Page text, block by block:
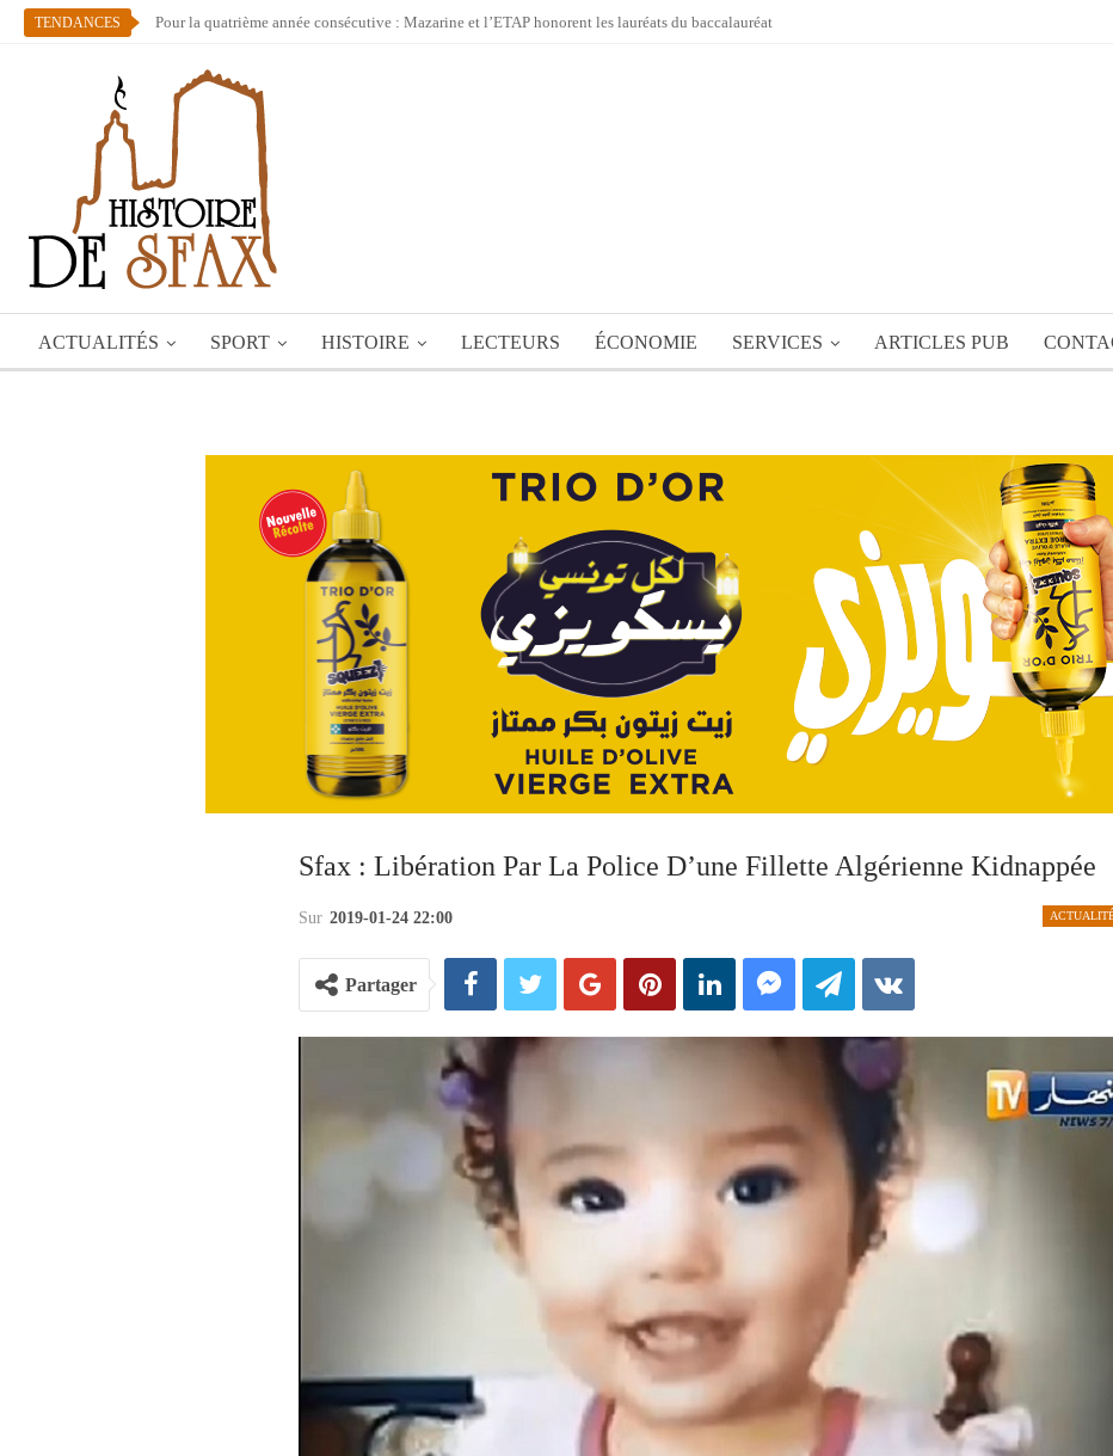
TENDANCES Pour la quatrième année consécutive : Mazarine et l’ETAP honorent les lauréats du baccalauréat
ACTUALITÉS SPORT HISTOIRE LECTEURS ÉCONOMIE SERVICES ARTICLES PUB
Sfax : Libération Par La Police D’une Fillette Algérienne Kidnappée
Sur 2019-01-24 22:00
Partager